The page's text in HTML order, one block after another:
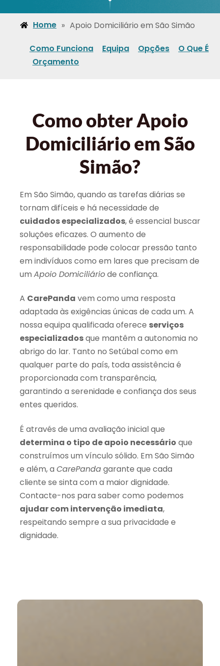
Home » Apoio Domiciliário em São Simão
Como Funciona Equipa Opções
O Que É
Orçamento
Como obter Apoio
Domiciliário em São
Simão?
Em São Simão, quando as tarefas diárias se
tornam difíceis e há necessidade de
cuidados especializados, é essencial buscar
soluções eficazes. O aumento de
responsabilidade pode colocar pressão tanto
em indivíduos como em lares que precisam de
um Apoio Domiciliáriode confiança.
A CarePanda vem como uma resposta
adaptada às exigências únicas de cada um. A
nossa equipa qualificada oferece serviços
especializadosque mantêm a autonomia no
abrigo do lar. Tanto no Setúbal como em
qualquer parte do país, toda assistência é
proporcionada com transparência,
garantindo a serenidade e confiança dos seus
entes queridos.
É através de uma avaliação inicial que
determina o tipo de apoio necessário que
construímos um vínculo sólido. Em São Simão
e além, a CarePandagarante que cada
cliente se sinta com a maior dignidade.
Contacte-nos para saber como podemos
ajudar com intervenção imediata,
respeitando sempre a sua privacidade e
dignidade.